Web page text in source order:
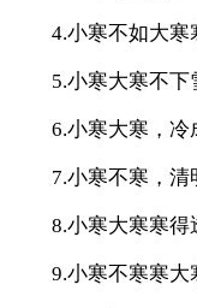
4.小寒不如大寒
5.小寒大寒不
6.小寒大寒，冷
7.小寒不寒，清
8.小寒大寒寒得
9.小寒不寒寒大